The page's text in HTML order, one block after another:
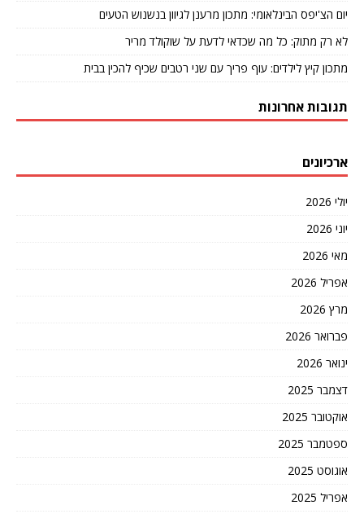
יום הצ'יפס הבינלאומי: מתכון מרענן לגיוון בנשנוש הטעים
לא רק מתוק: כל מה שכדאי לדעת על שוקולד מריר
מתכון קיץ לילדים: עוף פריך עם שני רטבים שכיף להכין בבית
תגובות אחרונות
ארכיונים
יולי 2026
יוני 2026
מאי 2026
אפריל 2026
מרץ 2026
פברואר 2026
ינואר 2026
דצמבר 2025
אוקטובר 2025
ספטמבר 2025
אוגוסט 2025
אפריל 2025